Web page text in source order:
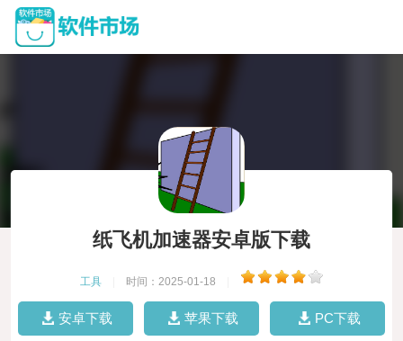
纸飞机加速器安卓版下载
工具 时间：2025-01-18
安卓下载 苹果下载 PC下载